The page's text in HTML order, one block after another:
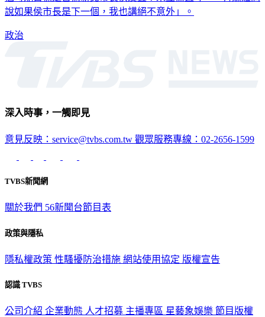
說如果侯市長是下一個，我也講絕不意外」。
政治
深入時事，一觸即見
意見反映：service@tvbs.com.tw 觀眾服務專線：02-2656-1599
TVBS新聞網
關於我們 56新聞台節目表
政策與隱私
隱私權政策 性騷擾防治措施 網站使用協定 版權宣告
認識 TVBS
公司介紹 企業動態 人才招募 主播專區 星藝象娛樂 節目版權